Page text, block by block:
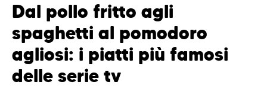
Dal pollo fritto agli
spaghetti al pomodoro
agliosi: i piatti più famosi
delle serie tv